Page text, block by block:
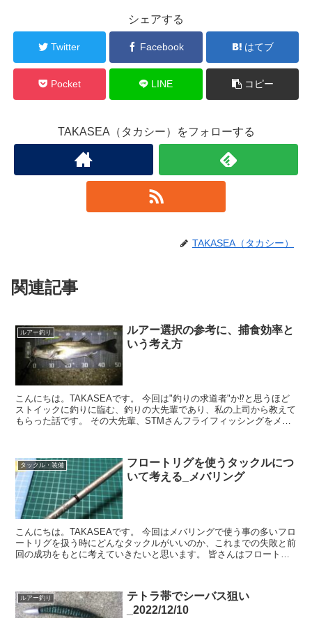
シェアする
Twitter Facebook はてブ
Pocket LINE コピー
TAKASEA（タカシー）をフォローする
TAKASEA（タカシー）
関連記事
ルアー釣り
ルアー選択の参考に、捕食効率と
いう考え方
こんにちは。TAKASEAです。 今回は"釣りの求道者"か⁉︎と思うほど
ストイックに釣りに臨む、釣りの大先輩であり、私の上司から教えて
もらった話です。 その大先輩、STMさんフライフィッシングをメイ
タックル・装備
フロートリグを使うタックルにつ
いて考える_メバリング
こんにちは。TAKASEAです。 今回はメバリングで使う事の多いフロ
ートリグを扱う時にどんなタックルがいいのか、これまでの失敗と前
回の成功をもとに考えていきたいと思います。 皆さんはフロートリ
ルアー釣り
テトラ帯でシーバス狙い
_2022/12/10